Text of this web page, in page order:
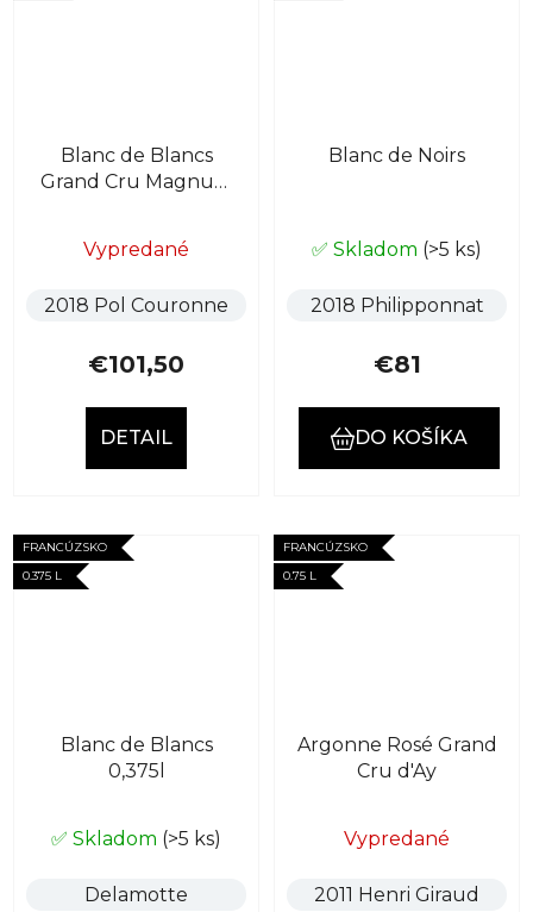
Blanc de Blancs
Grand Cru Magnum
Vypredané
2018 Pol Couronne
€101,50
DETAIL
Blanc de Noirs
✅ Skladom (>5 ks)
2018 Philipponnat
€81
DO KOŠÍKA
FRANCÚZSKO
0.375 L
Blanc de Blancs
0,375l
✅ Skladom (>5 ks)
Delamotte
FRANCÚZSKO
0.75 L
Argonne Rosé Grand
Cru d'Ay
Vypredané
2011 Henri Giraud